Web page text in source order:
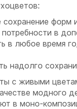
сохранение форм
потребности в
в любое время
надолго
с живыми
модного
в моно-